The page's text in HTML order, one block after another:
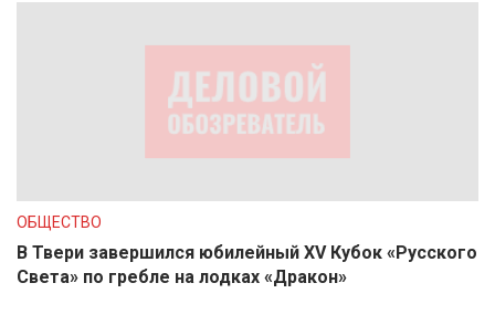
ОБЩЕСТВО
В Твери завершился юбилейный XV Кубок «Русского
Света» по гребле на лодках «Дракон»